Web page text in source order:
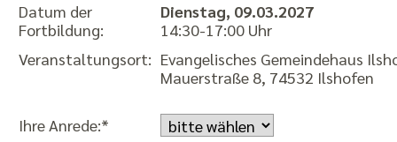
Datum der
Fortbildung:
Dienstag, 09.03.2027
14:30-17:00 Uhr
Veranstaltungsort: Evangelisches Gemeindehaus
Mauerstraße 8, 74532 Ilshofen
Ihre Anrede:*